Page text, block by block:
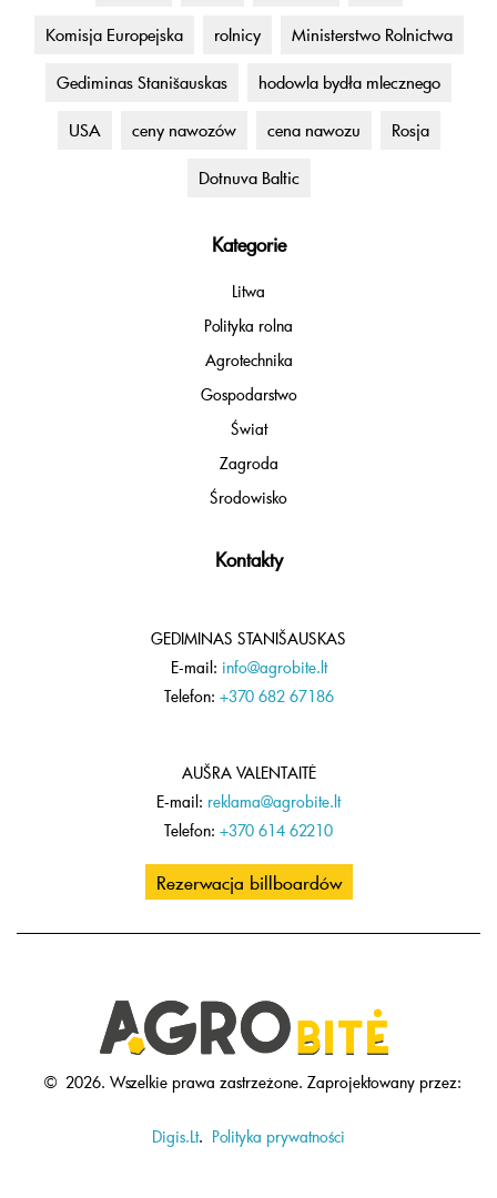
Komisja Europejska rolnicy Ministerstwo Rolnictwa
Gediminas Stanišauskas hodowla bydła mlecznego
USA ceny nawozów cena nawozu Rosja
Dotnuva Baltic
Kategorie
Litwa
Polityka rolna
Agrotechnika
Gospodarstwo
Świat
Zagroda
Środowisko
Kontakty
GEDIMINAS STANIŠAUSKAS
E-mail: info@agrobite.lt
Telefon: +370 682 67186
AUŠRA VALENTAITĖ
E-mail: reklama@agrobite.lt
Telefon: +370 614 62210
Rezerwacja billboardów
© 2026. Wszelkie prawa zastrzeżone. Zaprojektowany przez:
Digis.Lt. Polityka prywatności